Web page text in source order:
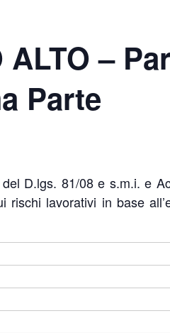
–
Parte
D.lgs. 81/08 e s.m.i. e
lavorativi in base